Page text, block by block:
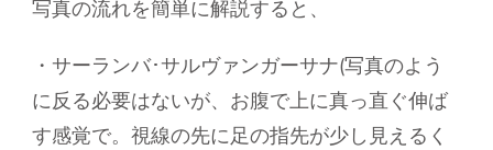
写真の流れを簡単に解説すると、
・サーランバ･サルヴァンガーサナ(写真のよう
に反る必要はないが、お腹で上に真っ直ぐ伸ば
す感覚で。視線の先に足の指先が少し見えるく